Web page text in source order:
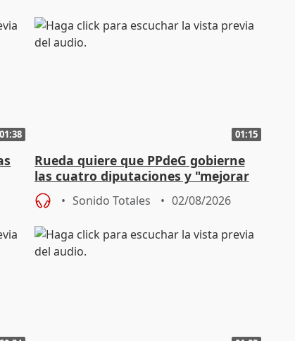
01:38 01:15
Rueda quiere que PPdeG gobierne
las cuatro diputaciones y "mejorar
en concejales" en ciudades
Sonido Totales 02/08/2026